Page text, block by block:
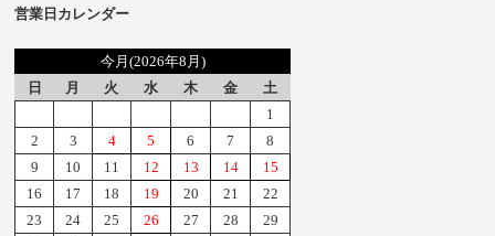
営業日カレンダー
今月(2026年8月)
日
月 火 水 木 金
土
1
2
3 4 5 6 7
8
9
10 11 12 13 14
15
16
17 18 19 20 21
22
23
24 25 26 27 28
29